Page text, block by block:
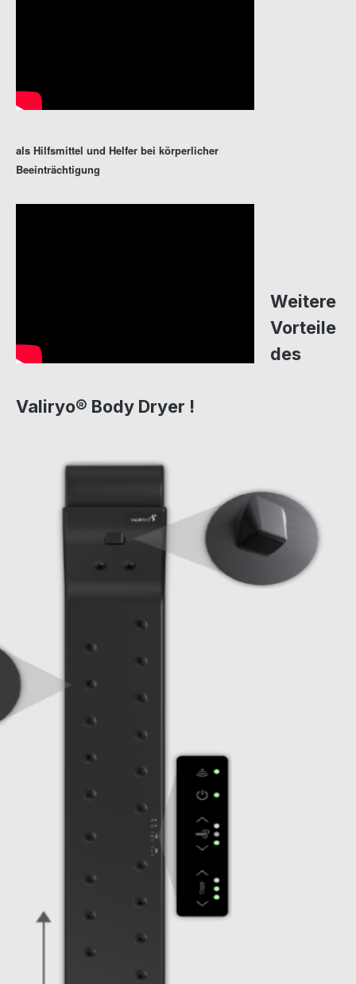
als Hilfsmittel und Helfer bei körperlicher
Beeinträchtigung
Weitere
Vorteile
des
Valiryo® Body Dryer !